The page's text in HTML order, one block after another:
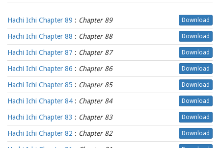
Hachi Ichi Chapter 89 : Chapter 89 Download
Hachi Ichi Chapter 88 : Chapter 88 Download
Hachi Ichi Chapter 87 : Chapter 87 Download
Hachi Ichi Chapter 86 : Chapter 86 Download
Hachi Ichi Chapter 85 : Chapter 85 Download
Hachi Ichi Chapter 84 : Chapter 84 Download
Hachi Ichi Chapter 83 : Chapter 83 Download
Hachi Ichi Chapter 82 : Chapter 82 Download